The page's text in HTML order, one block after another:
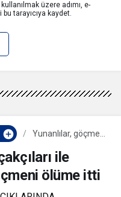
üzere adımı, e-
tarayıcıya kaydet.
Yunanlılar, göçmen
birlikle 39 düzensiz
göçmeni ölüme itti
ile
ölüme itti